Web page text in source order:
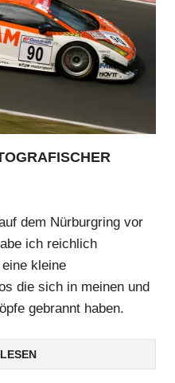
dem Nürburgring vor
ich reichlich
kleine
die sich in meinen und
gebrannt haben.